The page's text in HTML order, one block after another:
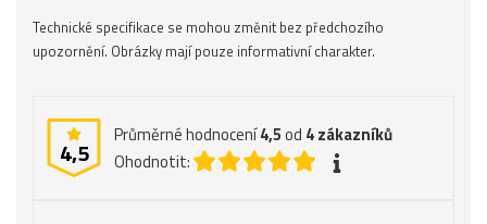
Technické specifikace se mohou změnit bez předchozího
upozornění. Obrázky mají pouze informativní charakter.
4,5
Průměrné hodnocení4,5od 4zákazníků
Ohodnotit: